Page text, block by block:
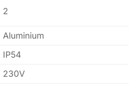
2
Aluminium
IP54
230V